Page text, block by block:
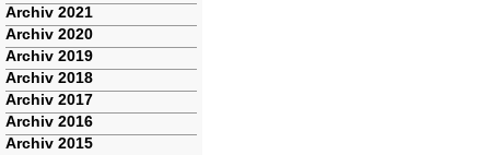
Archiv 2021
Archiv 2020
Archiv 2019
Archiv 2018
Archiv 2017
Archiv 2016
Archiv 2015